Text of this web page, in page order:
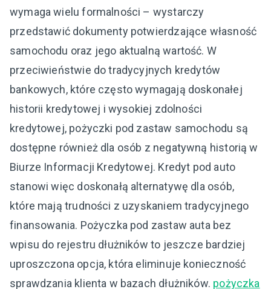
wymaga wielu formalności – wystarczy
przedstawić dokumenty potwierdzające własność
samochodu oraz jego aktualną wartość. W
przeciwieństwie do tradycyjnych kredytów
bankowych, które często wymagają doskonałej
historii kredytowej i wysokiej zdolności
kredytowej, pożyczki pod zastaw samochodu są
dostępne również dla osób z negatywną historią w
Biurze Informacji Kredytowej. Kredyt pod auto
stanowi więc doskonałą alternatywę dla osób,
które mają trudności z uzyskaniem tradycyjnego
finansowania. Pożyczka pod zastaw auta bez
wpisu do rejestru dłużników to jeszcze bardziej
uproszczona opcja, która eliminuje konieczność
sprawdzania klienta w bazach dłużników. pożyczka